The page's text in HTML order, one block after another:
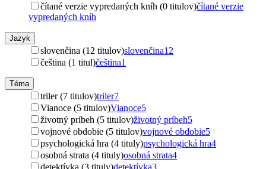
čítané verzie vypredaných kníh (0 titulov)čítané verzie
vypredaných kníh
Jazyk
slovenčina (12 titulov)slovenčina12
čeština (1 titul)čeština1
Téma
triler (7 titulov)triler7
Vianoce (5 titulov)Vianoce5
životný príbeh (5 titulov)životný príbeh5
vojnové obdobie (5 titulov)vojnové obdobie5
psychologická hra (4 tituly)psychologická hra4
osobná strata (4 tituly)osobná strata4
detektívka (3 tituly)detektívka3